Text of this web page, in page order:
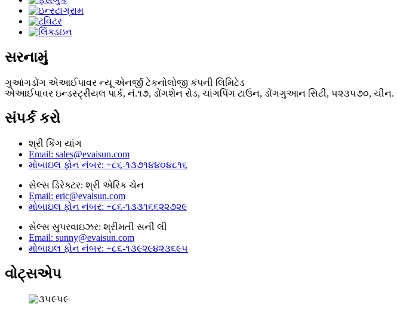
સરનામું
ગુઆંગડોંગ એઆઈપાવર ન્યૂ એનર્જી ટેકનોલોજી કંપની લિમિટેડ
એઆઈપાવર ઇન્ડસ્ટ્રીયલ પાર્ક, નં.૧૭, ડોંગશેન રોડ, ચાંગપિંગ ટાઉન, ડોંગગુઆન સિટી, ૫૨૩૫૭૦, ચીન.
સંપર્ક કરો
શ્રી કિંગ યાંગ
Email: sales@evaisun.com
મોબાઇલ ફોન નંબર: +૮૬-૧૩૭૧૪૪૦૪૮૧૬
સેલ્સ ડિરેક્ટર: શ્રી એરિક ચેન
Email: eric@evaisun.com
મોબાઇલ ફોન નંબર: +૮૬-૧૩૩૧૬૬૨૨૭૨૯
સેલ્સ સુપરવાઇઝર: શ્રીમતી સની લી
Email: sunny@evaisun.com
મોબાઇલ ફોન નંબર: +૮૬-૧૩૯૨૯૪૨૩૬૯૫
વોટ્સએપ